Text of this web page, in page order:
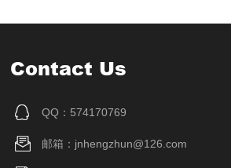
Contact Us
QQ：574170769
邮箱：jnhengzhun@126.com